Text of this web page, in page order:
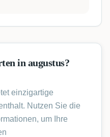
in augustus?
einzigartige
Nutzen Sie die
um Ihre